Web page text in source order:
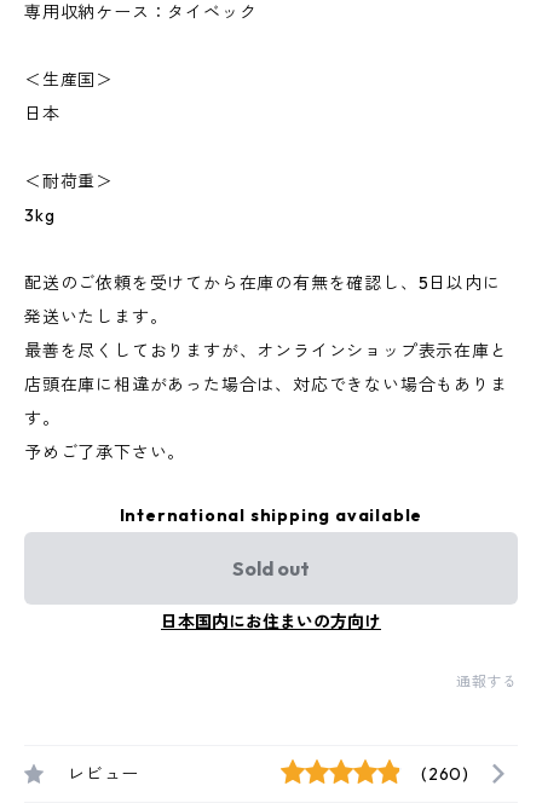
専用収納ケース：タイベック
＜生産国＞
日本
＜耐荷重＞
3kg
配送のご依頼を受けてから在庫の有無を確認し、5日以内に
発送いたします。
最善を尽くしておりますが、オンラインショップ表示在庫と
店頭在庫に相違があった場合は、対応できない場合もありま
す。
予めご了承下さい。
International shipping available
Sold out
日本国内にお住まいの方向け
通報する
レビュー (260)